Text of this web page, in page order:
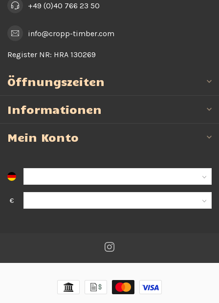
+49 (0)40 766 23 50
info@cropp-timber.com
Register NR: HRA 130269
Öffnungszeiten
Informationen
Mein Konto
€